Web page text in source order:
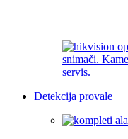
Detekcija provale